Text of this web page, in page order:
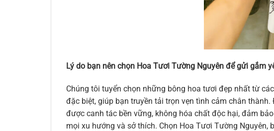
Lý do bạn nên chọn Hoa Tươi Tường Nguyên để gửi gắm
Chúng tôi tuyển chọn những bông hoa tươi đẹp nhất từ
đặc biệt, giúp bạn truyền tải trọn vẹn tình cảm chân
được canh tác bền vững, không hóa chất độc hại, đảm
mọi xu hướng và sở thích. Chọn Hoa Tươi Tường